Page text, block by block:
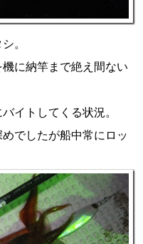
。
に納竿まで絶え間ない
イトしてくる状況。
でしたが船中常にロッ